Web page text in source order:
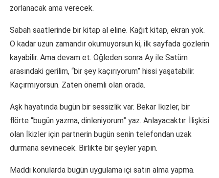
zorlanacak ama verecek.
Sabah saatlerinde bir kitap al eline. Kağıt kitap, ekran yok.
O kadar uzun zamandır okumuyorsun ki, ilk sayfada gözlerin
kayabilir. Ama devam et. Öğleden sonra Ay ile Satürn
arasındaki gerilim, “bir şey kaçırıyorum” hissi yaşatabilir.
Kaçırmıyorsun. Zaten önemli olan orada.
Aşk hayatında bugün bir sessizlik var. Bekar İkizler, bir
flörte “bugün yazma, dinleniyorum” yaz. Anlayacaktır. İlişkisi
olan İkizler için partnerin bugün senin telefondan uzak
durmana sevinecek. Birlikte bir şeyler yapın.
Maddi konularda bugün uygulama içi satın alma yapma.